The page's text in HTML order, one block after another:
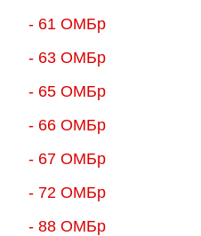
- 61 ОМБр
- 63 ОМБр
- 65 ОМБр
- 66 ОМБр
- 67 ОМБр
- 72 ОМБр
- 88 ОМБр